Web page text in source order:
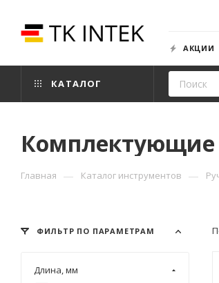
АКЦИИ
КАТАЛОГ
Комплектующие
Главная — Каталог инструментов —
ФИЛЬТР ПО ПАРАМЕТРАМ
Длина, мм